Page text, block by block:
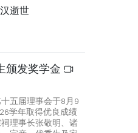
逝世
颁发奖学金
五届理事会于8月9
学年取得优良成绩
理事长张敬明、诸